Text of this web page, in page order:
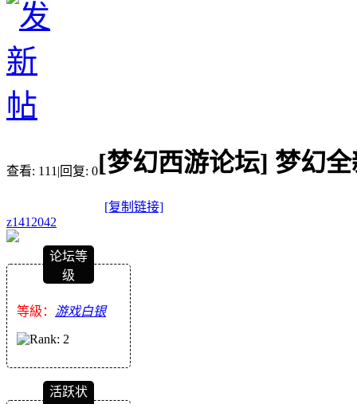
查看: 111 |回复: 0[梦幻西游论坛] 梦幻
[复制链接]
z1412042
论坛等
级
等級： 游戏白银
活跃状